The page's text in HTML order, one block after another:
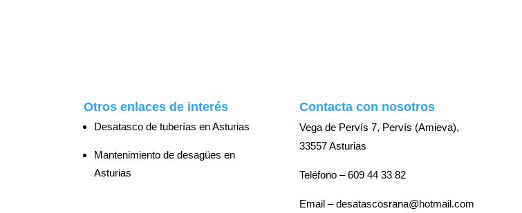
Otros enlaces de interés
Desatasco de tuberías en Asturias
Mantenimiento de desagües en
Asturias
Contacta con nosotros
Vega de Pervís 7, Pervís (Amieva),
33557 Asturias
Teléfono –609 44 33 82
Email –desatascosrana@hotmail.com